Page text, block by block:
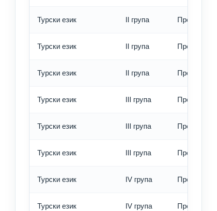
Турски език II група Превод -
Турски език II група Превод -
Турски език II група Превод -
Турски език III група Превод -
Турски език III група Превод -
Турски език III група Превод -
Турски език IV група Превод -
Турски език IV група Превод -